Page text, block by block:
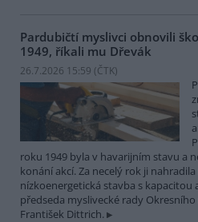
Pardubičtí myslivci obnovili
1949, říkali mu Dřevák
26.7.2026 15:59 (ČTK)
roku 1949 byla v havarijním stavu a
konání akcí. Za necelý rok ji
nízkoenergetická stavba s kapacitou
předseda myslivecké rady
František Dittrich.